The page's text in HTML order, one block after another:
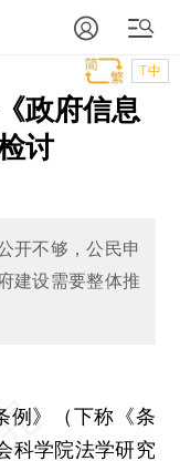
T中
政府信息
讨
开不够，公民申
建设需要整体推
》（下称《条
科学院法学研究